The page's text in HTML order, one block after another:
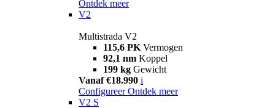
Ontdek meer
V2
Multistrada V2
115,6 PK Vermogen
92,1 nm Koppel
199 kg Gewicht
Vanaf €18.990 i
Configureer Ontdek meer
V2 S